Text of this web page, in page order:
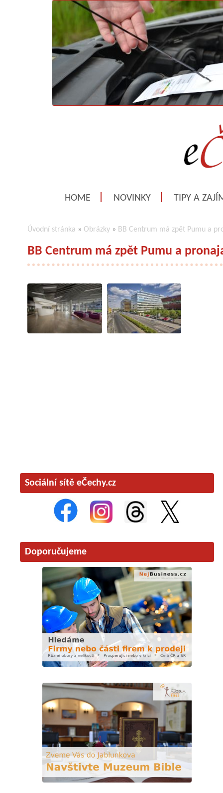
HOME NOVINKY TIPY A
Úvodní stránka » Obrázky » BB Centrum má zpět Pumu a
BB Centrum má zpět Pumu a
Sociální sítě eČechy.cz
Doporučujeme